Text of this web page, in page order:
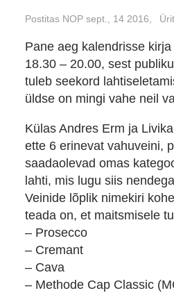
Postitas NOP sept., 14 2016,
Pane aeg kalendrisse
18.30 – 20.00, sest
tuleb seekord
üldse on mingi vahe neil
Külas Andres Erm ja
ette 6 erinevat vahuveini,
saadaolevad omas
lahti, mis lugu siis
Veinide lõplik nimekiri
teada on, et maitsmisele
– Prosecco
– Cremant
– Cava
– Methode Cap Classic